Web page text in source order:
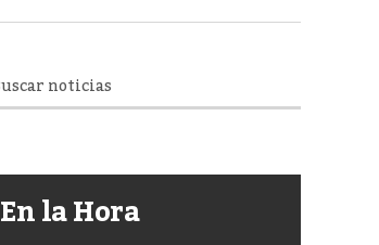
En la Hora